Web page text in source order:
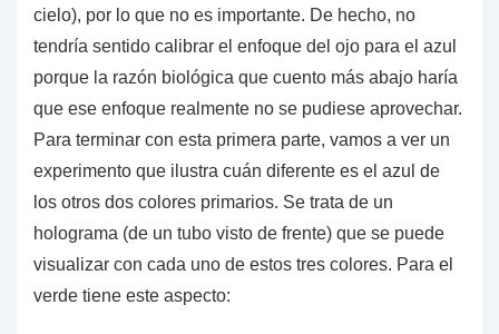
cielo), por lo que no es importante. De hecho, no
tendría sentido calibrar el enfoque del ojo para el azul
porque la razón biológica que cuento más abajo haría
que ese enfoque realmente no se pudiese aprovechar.
Para terminar con esta primera parte, vamos a ver un
experimento que ilustra cuán diferente es el azul de
los otros dos colores primarios. Se trata de un
holograma (de un tubo visto de frente) que se puede
visualizar con cada uno de estos tres colores. Para el
verde tiene este aspecto: